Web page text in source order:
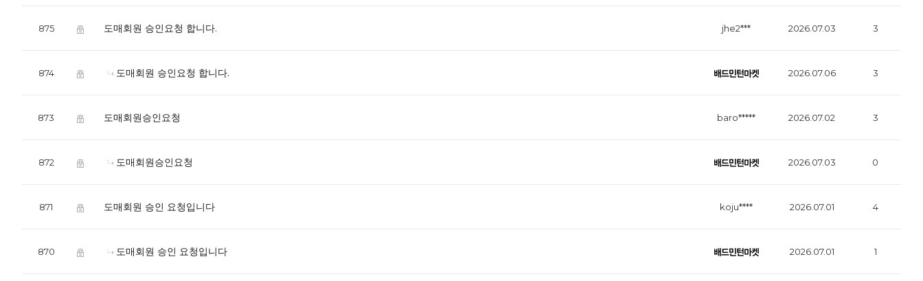
875 도매회원 승인요청 합니다. jhe2*** 2026.07.03 3
874 도매회원 승인요청 합니다. 2026.07.06 3
873 도매회원승인요청 baro***** 2026.07.02 3
872 도매회원승인요청 2026.07.03 0
871 도매회원 승인 요청입니다 koju**** 2026.07.01 4
870 도매회원 승인 요청입니다 2026.07.01 1